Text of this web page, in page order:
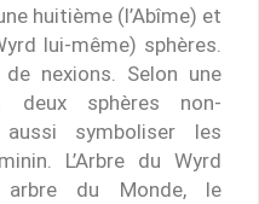
huitième (l’Abîme) et
lui-même) sphères.
nexions. Selon une
deux sphères non-
aussi symboliser les
L’Arbre du Wyrd
du Monde, le